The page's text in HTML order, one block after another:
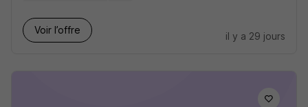
Voir l’offre
il y a 29 jours